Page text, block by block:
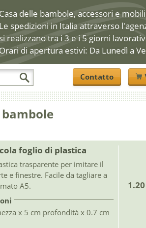
Casa delle bambole, accessori e
Le spedizioni in Italia attraverso
realizzano tra i 3 e i 5 giorni
Orari di apertura estivi: Da Lunedì a
Contatto
bambole
foglio di plastica
trasparente per imitare il
e finestre. Facile da tagliare a
A5.
x 5 cm profondità x 0.7 cm